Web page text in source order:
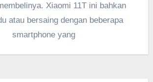
Xiaomi 11T ini bahkan
atau bersaing dengan beberapa
smartphone yang